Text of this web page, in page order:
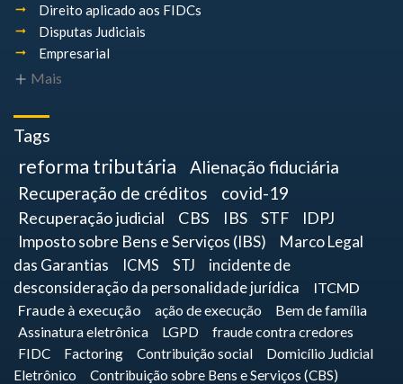
Direito aplicado aos FIDCs
Disputas Judiciais
Empresarial
Mais
Tags
reforma tributária
Alienação fiduciária
Recuperação de créditos
covid-19
Recuperação judicial CBS IBS STF
IDPJ
Imposto sobre Bens e Serviços (IBS)
Marco Legal
das Garantias
ICMS STJ
incidente de
desconsideração da personalidade jurídica
ITCMD
Fraude à execução
ação de execução
Bem de família
Assinatura eletrônica
LGPD fraude contra credores
FIDC Factoring Contribuição social
Domicílio Judicial
Eletrônico
Contribuição sobre Bens e Serviços (CBS)